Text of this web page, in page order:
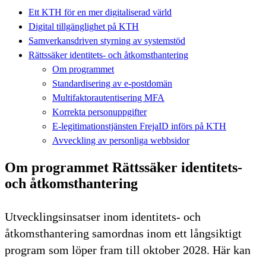
Ett KTH för en mer digitaliserad värld
Digital tillgänglighet på KTH
Samverkansdriven styrning av systemstöd
Rättssäker identitets- och åtkomsthantering
Om programmet
Standardisering av e-postdomän
Multifaktorautentisering MFA
Korrekta personuppgifter
E-legitimationstjänsten FrejaID införs på KTH
Avveckling av personliga webbsidor
Om programmet Rättssäker identitets-
och åtkomsthantering
Utvecklingsinsatser inom identitets- och
åtkomsthantering samordnas inom ett långsiktigt
program som löper fram till oktober 2028. Här kan